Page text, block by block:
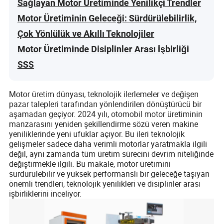
Sağlayan Motor Üretiminde Yenilikçi Trendler
Motor Üretiminin Geleceği: Sürdürülebilirlik,
Çok Yönlülük ve Akıllı Teknolojiler
Motor Üretiminde Disiplinler Arası İşbirliği
SSS
Motor üretim dünyası, teknolojik ilerlemeler ve değişen
pazar talepleri tarafından yönlendirilen dönüştürücü bir
aşamadan geçiyor. 2024 yılı, otomobil motor üretiminin
manzarasını yeniden şekillendirme sözü veren makine
yeniliklerinde yeni ufuklar açıyor. Bu ileri teknolojik
gelişmeler sadece daha verimli motorlar yaratmakla ilgili
değil, aynı zamanda tüm üretim sürecini devrim niteliğinde
değiştirmekle ilgili. Bu makale, motor üretimini
sürdürülebilir ve yüksek performanslı bir geleceğe taşıyan
önemli trendleri, teknolojik yenilikleri ve disiplinler arası
işbirliklerini inceliyor.